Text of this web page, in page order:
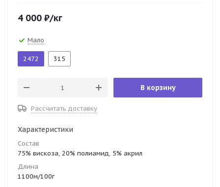
4 000 ₽/кг
Мало
2472 315
В корзину
Рассчитать доставку
Характеристики
Состав
75% вискоза, 20% полиамид, 5% акрил
Длина
1100м/100г